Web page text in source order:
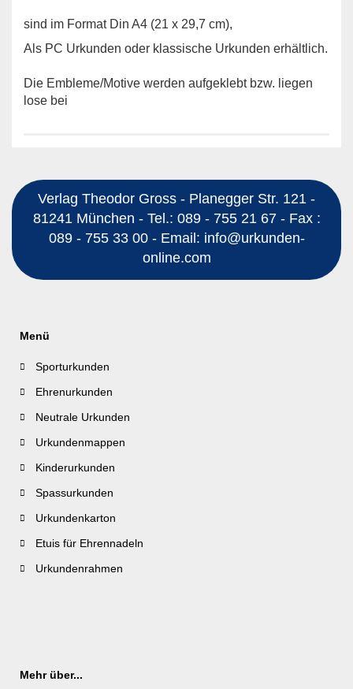
sind im Format Din A4 (21 x 29,7 cm),
Als PC Urkunden oder klassische Urkunden erhältlich.
Die Embleme/Motive werden aufgeklebt bzw. liegen
lose bei
Verlag Theodor Gross - Planegger Str. 121 -
81241 München - Tel.: 089 - 755 21 67 - Fax :
089 - 755 33 00 - Email: info@urkunden-
online.com
Menü
Sporturkunden
Ehrenurkunden
Neutrale Urkunden
Urkundenmappen
Kinderurkunden
Spassurkunden
Urkundenkarton
Etuis für Ehrennadeln
Urkundenrahmen
Mehr über...